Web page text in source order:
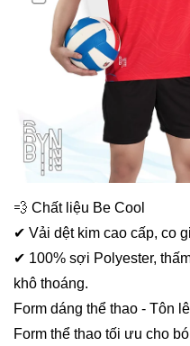
💨 Chất liệu Be Cool
✔ Vải dệt kim cao cấp, co
✔ 100% sợi Polyester,
khô thoáng.
Form dáng thể thao - Tôn
Form thể thao tối ưu cho